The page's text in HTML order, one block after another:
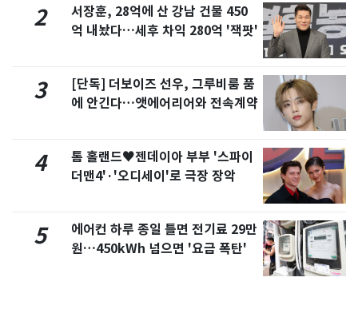
2
서장훈, 28억에 산 강남 건물 450
억 내놨다…세후 차익 280억 '잭팟'
3
[단독] 더보이즈 선우, 그루비룸 품
에 안긴다…앳에어리어와 전속계약
4
톰 홀랜드♥젠데이아 부부 '스파이
더맨4'·'오디세이'로 극장 장악
5
에어컨 하루 종일 틀면 전기료 29만
원…450kWh 넘으면 '요금 폭탄'